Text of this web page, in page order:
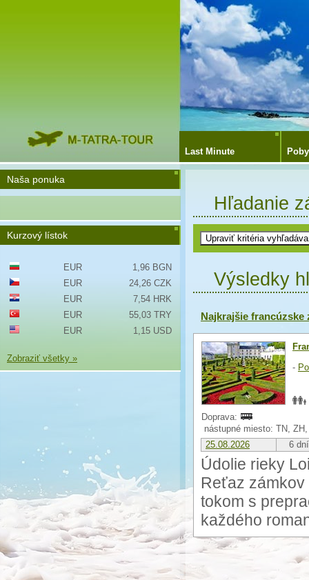
Last Minute
Hľadanie
Výsledky
Najkrajšie francúzske
-
Doprava:
nástupné miesto: TN,
25.08.2026
6 dní
Údolie rieky
Reťaz
tokom s
každého
Naša ponuka
Kurzový lístok
EUR
1,96 BGN
EUR
24,26 CZK
EUR
7,54 HRK
EUR
55,03 TRY
EUR
1,15 USD
Zobraziť všetky »